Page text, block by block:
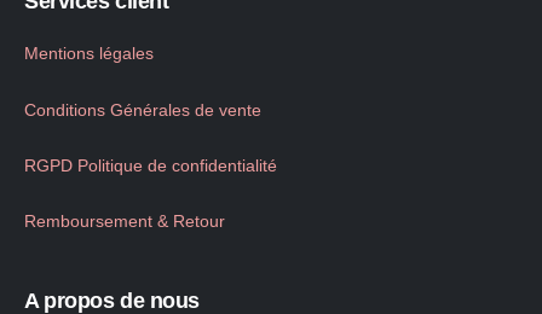
Mentions légales
Conditions Générales de vente
RGPD Politique de confidentialité
Remboursement & Retour
A propos de nous